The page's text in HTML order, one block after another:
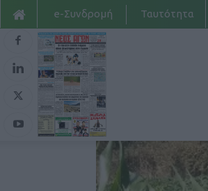
e-Συνδρομή Ταυτότητα